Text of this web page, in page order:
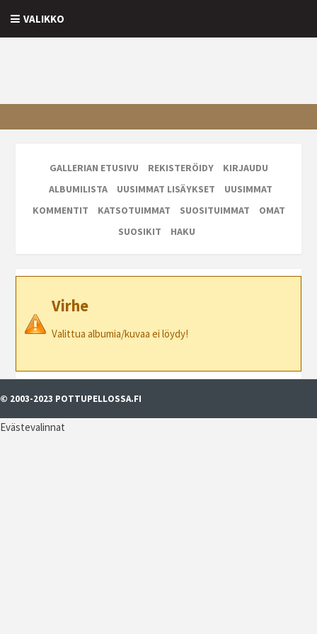
VALIKKO
GALLERIAN ETUSIVU REKISTERÖIDY
KIRJAUDU
ALBUMILISTA
UUSIMMAT LISÄYKSET
UUSIMMAT
KOMMENTIT
KATSOTUIMMAT SUOSITUIMMAT
OMAT
SUOSIKIT
HAKU
Virhe
Valittua albumia/kuvaa ei löydy!
© 2003-2023 POTTUPELLOSSA.FI
Evästevalinnat